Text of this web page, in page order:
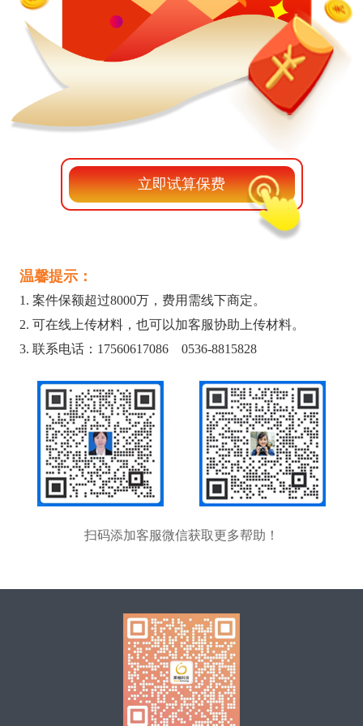
立即试算保费
温馨提示：
1. 案件保额超过8000万，费用需线下商定。
2. 可在线上传材料，也可以加客服协助上传材料。
3. 联系电话： 17560617086 0536-8815828
扫码添加客服微信获取更多帮助！